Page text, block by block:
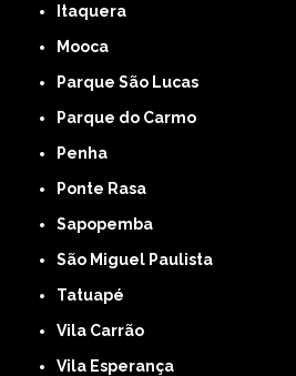
Itaquera
Mooca
Parque São Lucas
Parque do Carmo
Penha
Ponte Rasa
Sapopemba
São Miguel Paulista
Tatuapé
Vila Carrão
Vila Esperança